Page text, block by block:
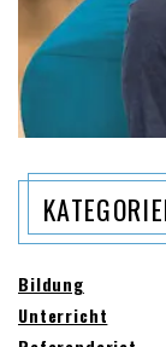
Bildung
Unterricht